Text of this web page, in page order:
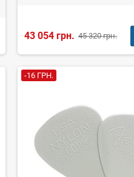
43 054 грн. 45 320 грн.
-16 ГРН.